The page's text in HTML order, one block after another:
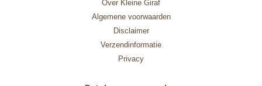
Over Kleine Giraf
Algemene voorwaarden
Disclaimer
Verzendinformatie
Privacy